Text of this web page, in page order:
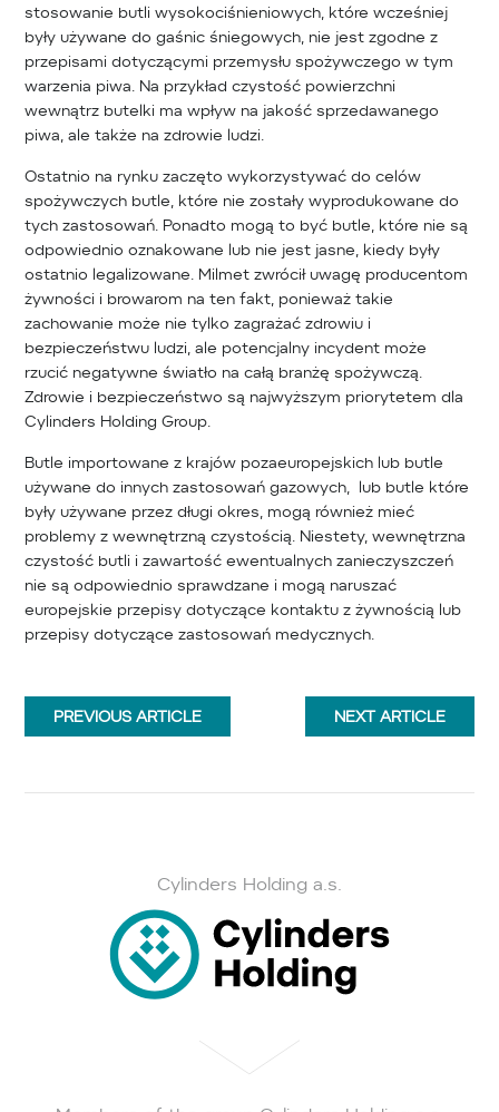
stosowanie butli wysokociśnieniowych, które wcześniej
były używane do gaśnic śniegowych, nie jest zgodne z
przepisami dotyczącymi przemysłu spożywczego w tym
warzenia piwa. Na przykład czystość powierzchni
wewnątrz butelki ma wpływ na jakość sprzedawanego
piwa, ale także na zdrowie ludzi.
Ostatnio na rynku zaczęto wykorzystywać do celów
spożywczych butle, które nie zostały wyprodukowane do
tych zastosowań. Ponadto mogą to być butle, które nie są
odpowiednio oznakowane lub nie jest jasne, kiedy były
ostatnio legalizowane. Milmet zwrócił uwagę producentom
żywności i browarom na ten fakt, ponieważ takie
zachowanie może nie tylko zagrażać zdrowiu i
bezpieczeństwu ludzi, ale potencjalny incydent może
rzucić negatywne światło na całą branżę spożywczą.
Zdrowie i bezpieczeństwo są najwyższym priorytetem dla
Cylinders Holding Group.
Butle importowane z krajów pozaeuropejskich lub butle
używane do innych zastosowań gazowych, lub butle które
były używane przez długi okres, mogą również mieć
problemy z wewnętrzną czystością. Niestety, wewnętrzna
czystość butli i zawartość ewentualnych zanieczyszczeń
nie są odpowiednio sprawdzane i mogą naruszać
europejskie przepisy dotyczące kontaktu z żywnością lub
przepisy dotyczące zastosowań medycznych.
NEXTARTICLE
PREVIOUSARTICLE
Cylinders Holding a.s.